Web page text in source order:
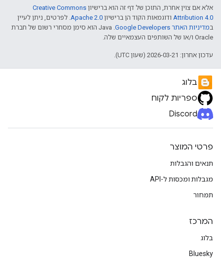
אלא אם צוין אחרת, התוכן של דף זה הוא ברישיון Creative Commons
Attribution 4.0 ודוגמאות הקוד הן ברישיון Apache 2.0. לפרטים, ניתן לעיין
במדיניות האתר Google Developers‏
.‏ Java הוא סימן מסחרי רשום של חברת
Oracle ו/או של השותפים העצמאיים שלה.
עדכון אחרון: 2026-03-21 (שעון UTC).
בלוג
ספריות לקוח
Discord
פרטי המוצר
תנאים והגבלות
מגבלות ומכסות ל-API
תמחור
המרכז
בלוג
Bluesky